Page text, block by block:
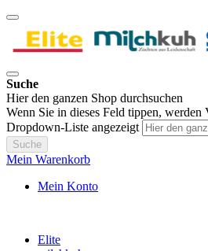
Suche
Hier den ganzen Shop durchsuchen
Wenn Sie in dieses Feld tippen, werden
Dropdown-Liste angezeigt
Suche
Mein Warenkorb
Mein Konto
Elite